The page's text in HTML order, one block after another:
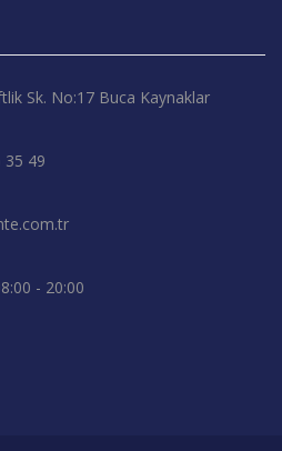
Sk. No:17 Buca Kaynaklar
35 49
- 20:00